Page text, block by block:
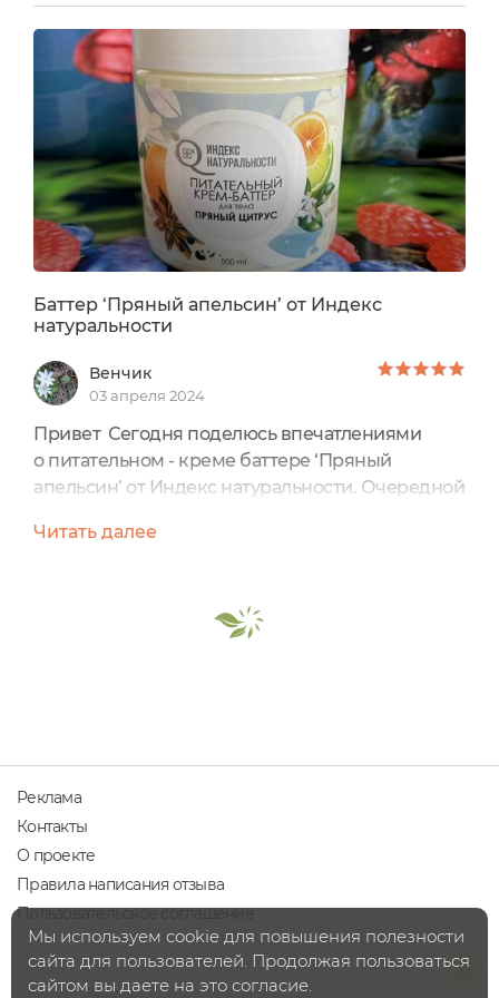
отзыва: Питательный крем - баттер для тела
"Пряный цитрус" от Индекс Натуральности.
Покупала набор из трех разных баттеров - 375
р.На оф.сайте продаж нет, можно купить на
просторах интернета...
Баттер ‘Пряный апельсин’ от Индекс
натуральности
Венчик
03 апреля 2024
Привет Сегодня поделюсь впечатлениями
о питательном - креме баттере ‘Пряный
апельсин’ от Индекс натуральности. Очередной
250₽. Баночка добротная, симпатичная,
(Масло ши баттер), Cocos Nucifera Seed Butter
Читать далее
Реклама
Контакты
О проекте
Правила написания отзыва
Пользовательское соглашение
Мы используем cookie для повышения полезности
сайта для пользователей. Продолжая пользоваться
сайтом вы даете на это согласие.